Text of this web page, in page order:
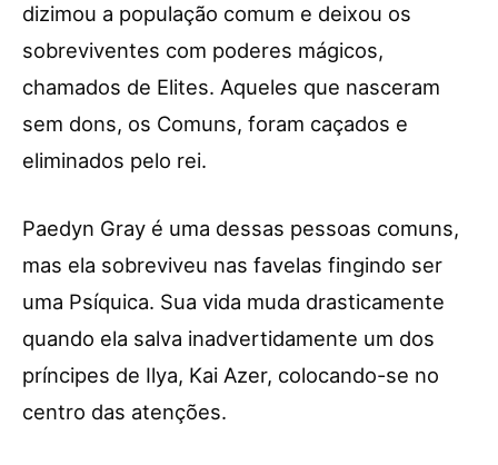
dizimou a população comum e deixou os
sobreviventes com poderes mágicos,
chamados de Elites. Aqueles que nasceram
sem dons, os Comuns, foram caçados e
eliminados pelo rei.
Paedyn Gray é uma dessas pessoas comuns,
mas ela sobreviveu nas favelas fingindo ser
uma Psíquica. Sua vida muda drasticamente
quando ela salva inadvertidamente um dos
príncipes de Ilya, Kai Azer, colocando-se no
centro das atenções.